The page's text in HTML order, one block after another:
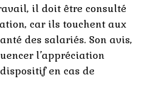
il doit être consulté
car ils touchent aux
des salariés. Son avis,
l’appréciation
en cas de